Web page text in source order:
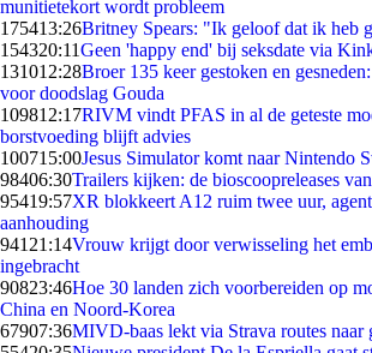
munitietekort wordt probleem
175413:26Britney Spears: "Ik geloof dat ik heb
154320:11Geen 'happy end' bij seksdate via
131012:28Broer 135 keer gestoken en
voor doodslag Gouda
109812:17RIVM vindt PFAS in al de geteste
borstvoeding blijft advies
100715:00Jesus Simulator komt naar Nintendo
98406:30Trailers kijken: de bioscoopreleases
95419:57XR blokkeert A12 ruim twee uur,
aanhouding
941 21:14Vrouw krijgt door verwisseling het
ingebracht
90823:46Hoe 30 landen zich voorbereiden op
China en Noord-Korea
67907:36MIVD-baas lekt via Strava routes naar